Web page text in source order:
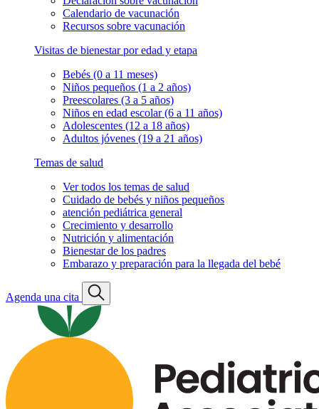
Calendario de vacunación
Recursos sobre vacunación
Visitas de bienestar por edad y etapa
Bebés (0 a 11 meses)
Niños pequeños (1 a 2 años)
Preescolares (3 a 5 años)
Niños en edad escolar (6 a 11 años)
Adolescentes (12 a 18 años)
Adultos jóvenes (19 a 21 años)
Temas de salud
Ver todos los temas de salud
Cuidado de bebés y niños pequeños
atención pediátrica general
Crecimiento y desarrollo
Nutrición y alimentación
Bienestar de los padres
Embarazo y preparación para la llegada del bebé
Agenda una cita